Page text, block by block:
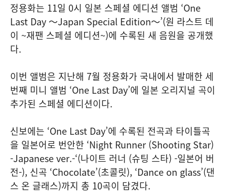
정용화는 11일 0시 일본 스페셜 에디션 앨범 ‘One
Last Day ～Japan Special Edition～’(원 라스트 데
이 ~재팬 스페셜 에디션~)에 수록된 새 음원을 공개했
다.
이번 앨범은 지난해 7월 정용화가 국내에서 발매한 세
번째 미니 앨범 ‘One Last Day’에 일본 오리지널 곡이
추가된 스페셜 에디션이다.
신보에는 ‘One Last Day’에 수록된 전곡과 타이틀곡
을 일본어로 번안한 ‘Night Runner (Shooting Star)
-Japanese ver.-‘(나이트 러너 (슈팅 스타) -일본어 버
전-), 신곡 ‘Chocolate’(초콜릿), ‘Dance on glass’(댄
스 온 글래스)까지 총 10곡이 담겼다.